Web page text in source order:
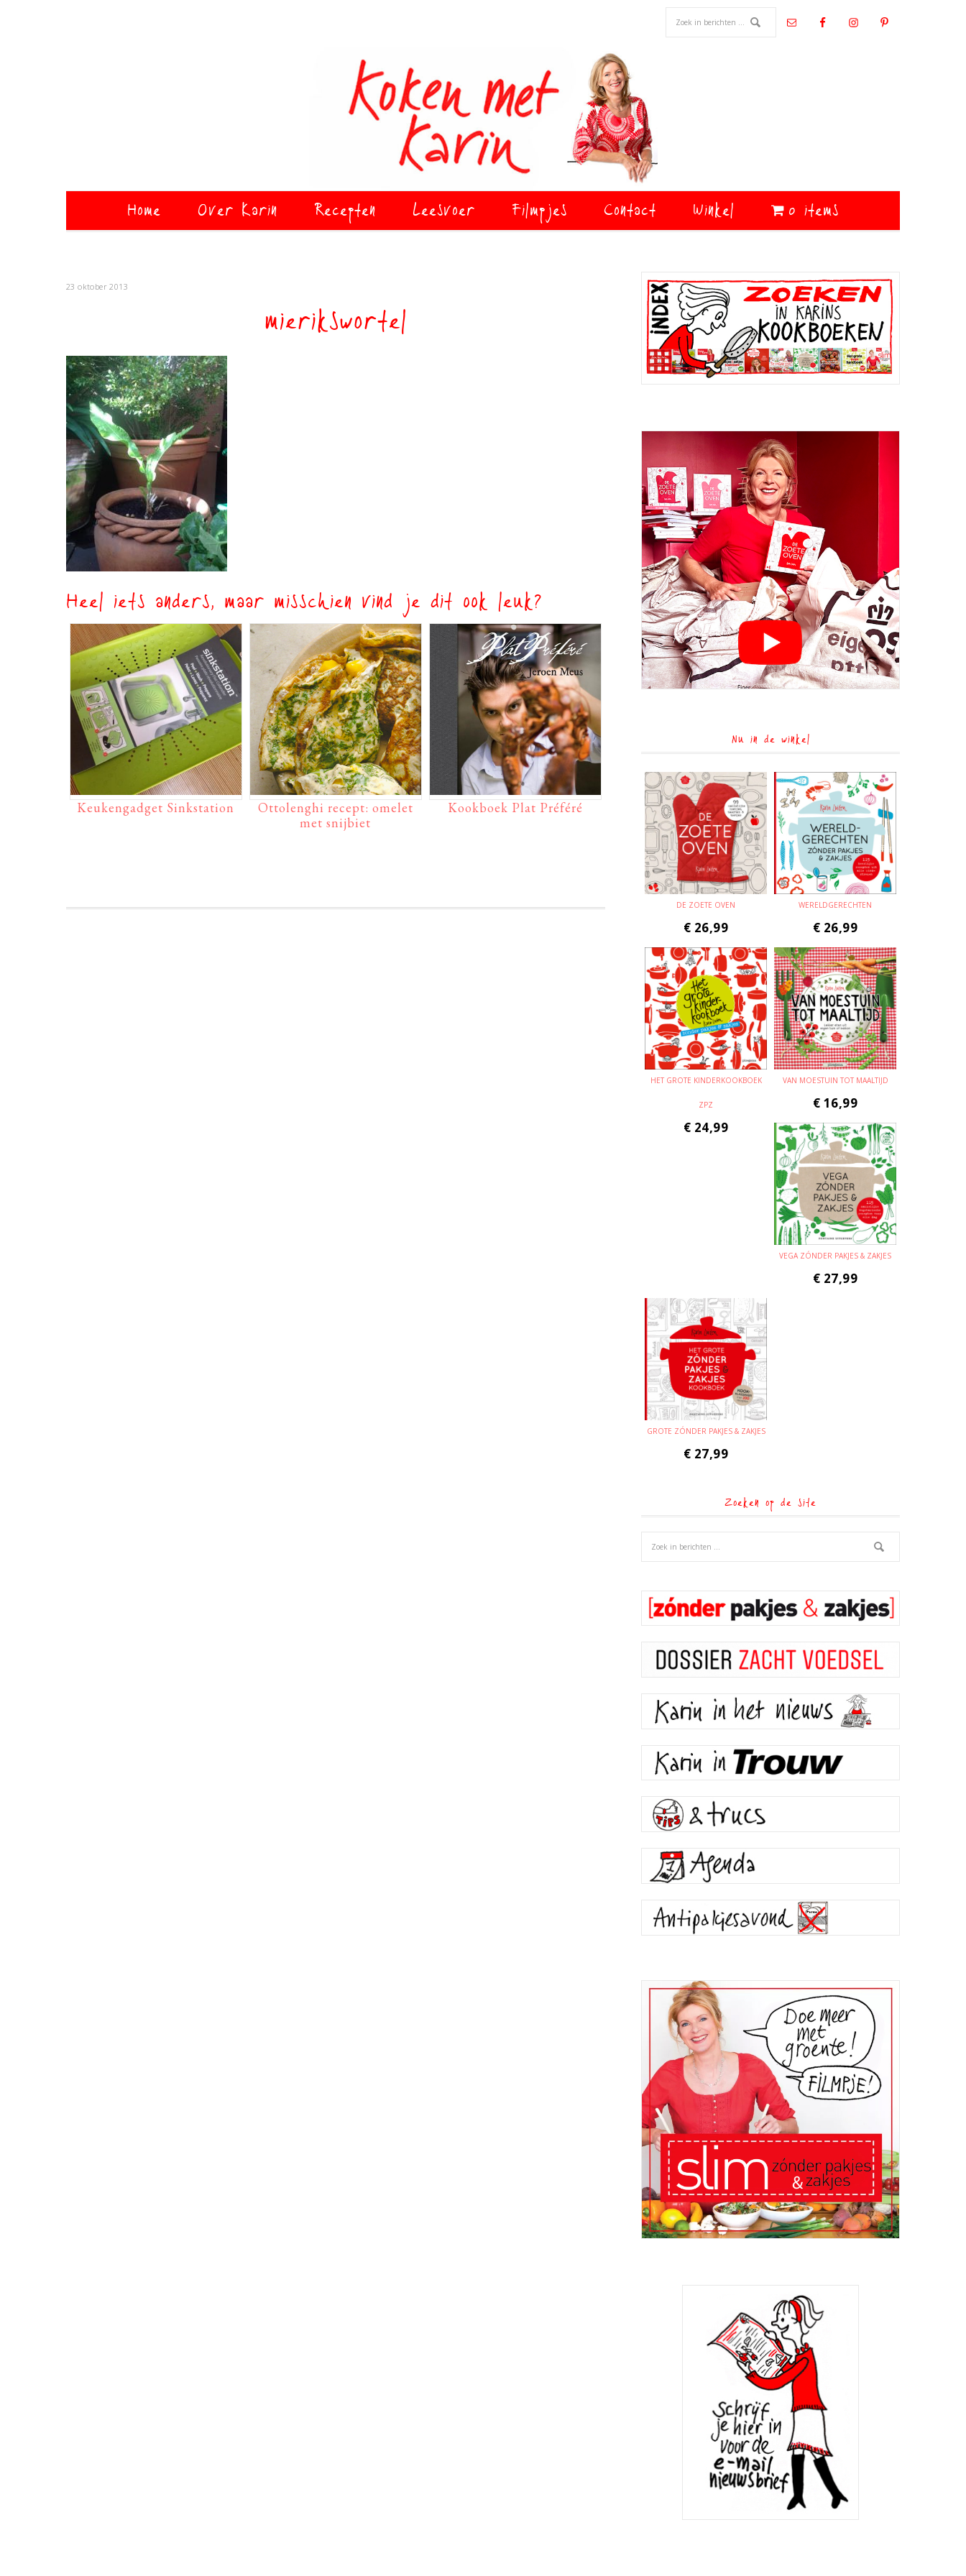
Home Over Karin Recepten Leesvoer Filmpjes Contact Winkel 0 items
23 oktober 2013
mierikswortel
Heel iets anders, maar misschien vind je dit ook leuk?
Keukengadget Sinkstation
Ottolenghi recept: omelet
met snijbiet
Kookboek Plat Préféré
Primaire
Sidebar
Nu in de winkel
DE ZOETE OVEN
€ 26,99
WERELDGERECHTEN
€ 26,99
HET GROTE KINDERKOOKBOEK
ZPZ
€ 24,99
VAN MOESTUIN TOT MAALTIJD
€ 16,99
VEGA ZÓNDER PAKJES & ZAKJES
€ 27,99
GROTE ZÓNDER PAKJES & ZAKJES
€ 27,99
Zoeken op de site